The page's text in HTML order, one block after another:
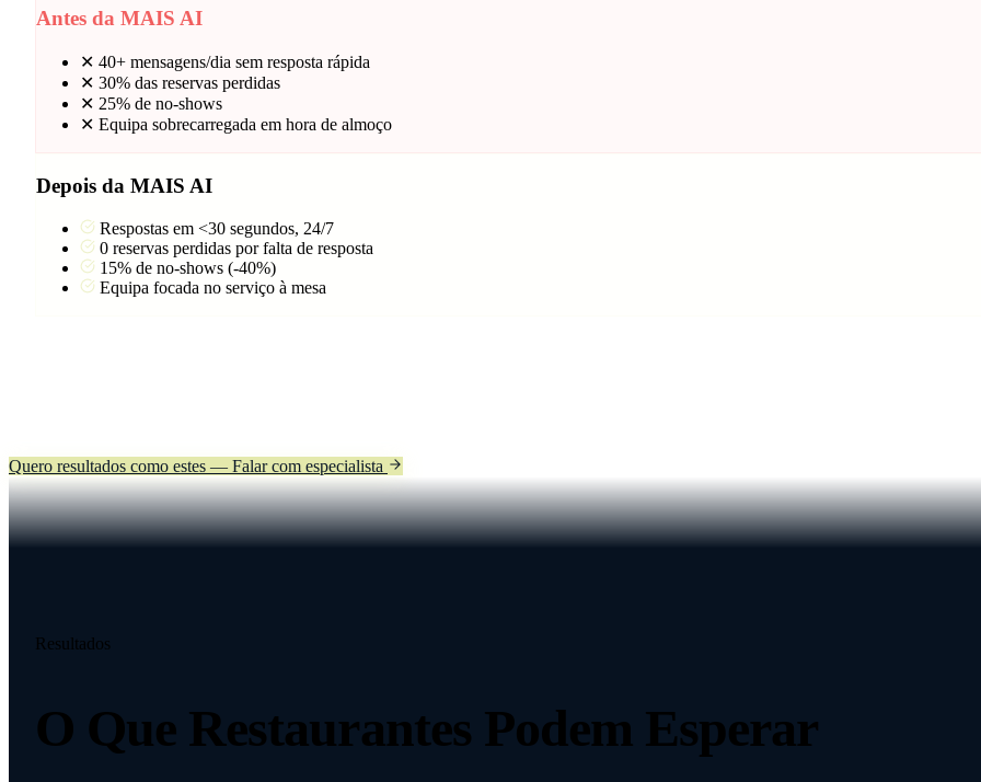
Antes da MAIS AI
✕ 40+ mensagens/dia sem resposta rápida
✕ 30% das reservas perdidas
✕ 25% de no-shows
✕ Equipa sobrecarregada em hora de almoço
Depois da MAIS AI
Respostas em <30 segundos, 24/7
0 reservas perdidas por falta de resposta
15% de no-shows (-40%)
Equipa focada no serviço à mesa
Quero resultados como estes — Falar com especialista
Resultados
O Que Restaurantes Podem Esperar